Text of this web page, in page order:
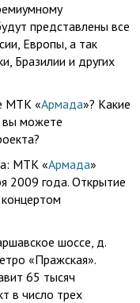
представлены все
Европы, а так
Бразилии и других
МТК «Армада»? Какие
вы можете
МТК «Армада»
2009 года. Открытие
шоссе, д.
«Пражская».
65 тысяч
в число трех